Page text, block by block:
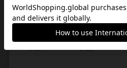
3～5人 5～10分